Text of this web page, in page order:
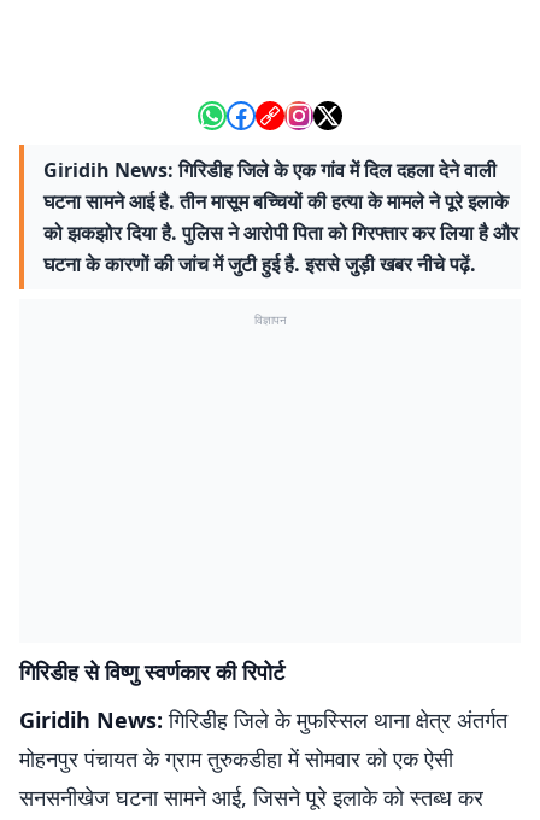
Giridih News: गिरिडीह जिले के एक गांव में दिल दहला देने वाली
घटना सामने आई है. तीन मासूम बच्चियों की हत्या के मामले ने पूरे इलाके
को झकझोर दिया है. पुलिस ने आरोपी पिता को गिरफ्तार कर लिया है और
घटना के कारणों की जांच में जुटी हुई है. इससे जुड़ी खबर नीचे पढ़ें.
विज्ञापन
गिरिडीह से विष्णु स्वर्णकार की रिपोर्ट
Giridih News:गिरिडीह जिले के मुफस्सिल थाना क्षेत्र अंतर्गत
मोहनपुर पंचायत के ग्राम तुरुकडीहा में सोमवार को एक ऐसी
सनसनीखेज घटना सामने आई, जिसने पूरे इलाके को स्तब्ध कर